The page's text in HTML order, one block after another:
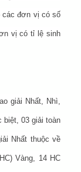
các đơn vị có số
vị có tỉ lệ sinh
giải Nhất, Nhì,
biệt, 03 giải toàn
Nhất thuộc về
Vàng, 14 HC